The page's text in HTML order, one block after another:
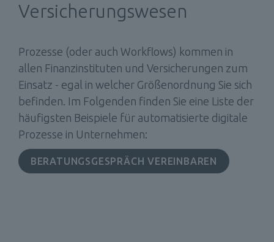
Versicherungswesen
Prozesse (oder auch Workflows) kommen in
allen Finanzinstituten und Versicherungen zum
Einsatz - egal in welcher Größenordnung Sie sich
befinden. Im Folgenden finden Sie eine Liste der
häufigsten Beispiele für automatisierte digitale
Prozesse in Unternehmen:
BERATUNGSGESPRÄCH VEREINBAREN